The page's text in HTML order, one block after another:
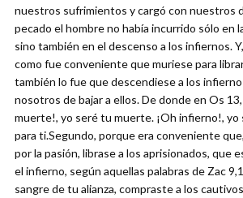
nuestros sufrimientos y cargó con nuestros
pecado el hombre no había incurrido sólo en
sino también en el descenso a los infiernos.
como fue conveniente que muriese para
también lo fue que descendiese a los
nosotros de bajar a ellos. De donde en Os
muerte!, yo seré tu muerte. ¡Oh infierno!, yo
para ti.Segundo, porque era conveniente
por la pasión, librase a los aprisionados, que
el infierno, según aquellas palabras de Zac
sangre de tu alianza, compraste a los